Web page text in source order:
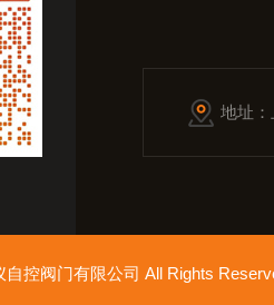
地址
自控阀门有限公司 All Rights